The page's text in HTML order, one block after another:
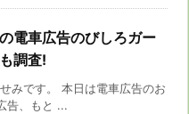
電車広告のびしろガー
調査!
みです。 本日は電車広告のお
告、もと ...